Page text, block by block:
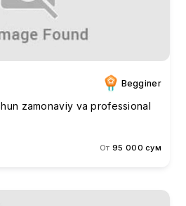
Begginer
zamonaviy va professional
От 95 000 сум